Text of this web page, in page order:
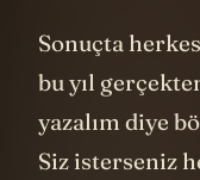
Sonuçta
bu yıl
yazalım diye
Siz isterseniz